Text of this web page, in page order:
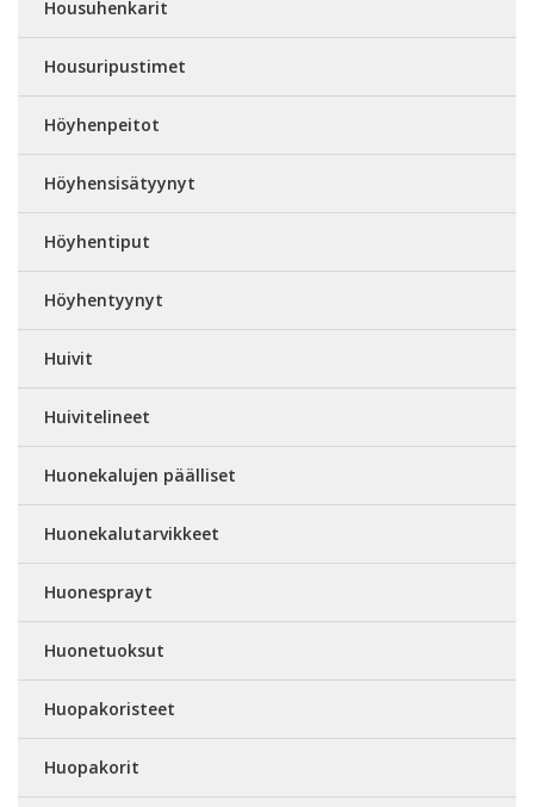
Housuhenkarit
Housuripustimet
Höyhenpeitot
Höyhensisätyynyt
Höyhentiput
Höyhentyynyt
Huivit
Huivitelineet
Huonekalujen päälliset
Huonekalutarvikkeet
Huonesprayt
Huonetuoksut
Huopakoristeet
Huopakorit